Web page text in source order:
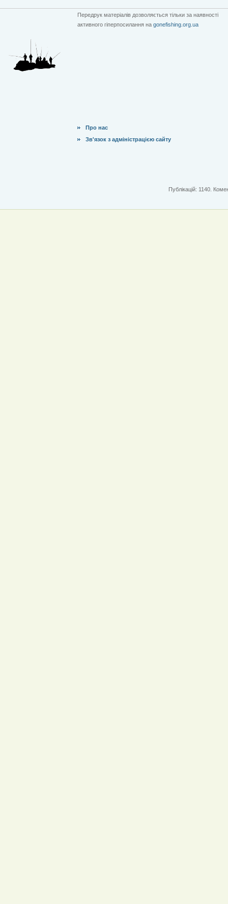
Передрук матеріалів дозволяється тільки за наявності
активного гіперпосилання на gonefishing.org.ua
Про нас
Зв'язок з адміністрацією сайту
Публікацій: 1140.